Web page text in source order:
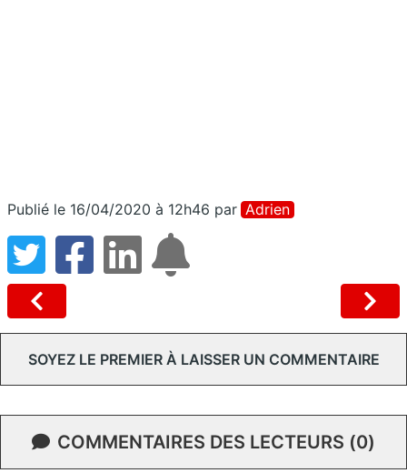
Publié le 16/04/2020 à 12h46 par Adrien
SOYEZ LE PREMIER À LAISSER UN COMMENTAIRE
COMMENTAIRES DES LECTEURS (0)